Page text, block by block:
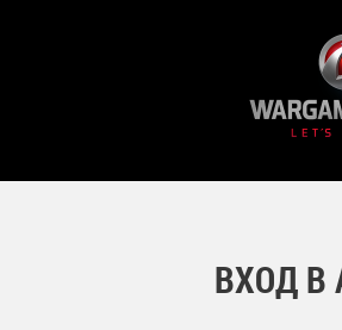
ВХОД В